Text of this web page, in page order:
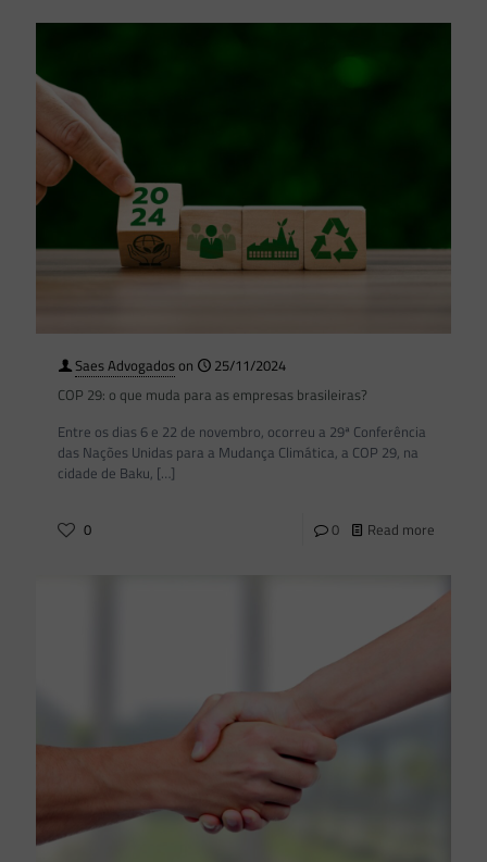
Saes Advogadoson
25/11/2024
COP 29: o que muda para as empresas brasileiras?
Entre os dias 6 e 22 de novembro, ocorreu a 29ª Conferência
das Nações Unidas para a Mudança Climática, a COP 29, na
cidade de Baku, […]
0 0 Read more